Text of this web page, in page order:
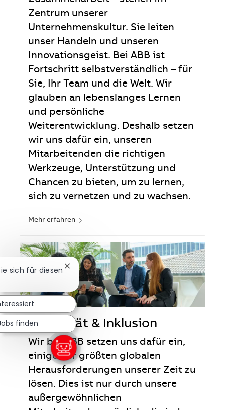
Zentrum unserer
Unternehmenskultur. Sie leiten
unser Handeln und unseren
Innovationsgeist. Bei ABB ist
Fortschritt selbstverständlich – für
Sie, Ihr Team und die Welt. Wir
glauben an lebenslanges Lernen
und persönliche
Weiterentwicklung. Deshalb setzen
wir uns dafür ein, unseren
Mitarbeitenden die richtigen
Werkzeuge, Unterstützung und
Chancen zu bieten, um zu lernen,
sich zu vernetzen und zu wachsen.
Mehr erfahren
Diversität & Inklusion
Wir bei ABB setzen uns dafür ein,
einige der größten globalen
Herausforderungen unserer Zeit zu
lösen. Dies ist nur durch unsere
außergewöhnlichen
sich für diesen Chatbot-Benachrichtigung schließen
finden